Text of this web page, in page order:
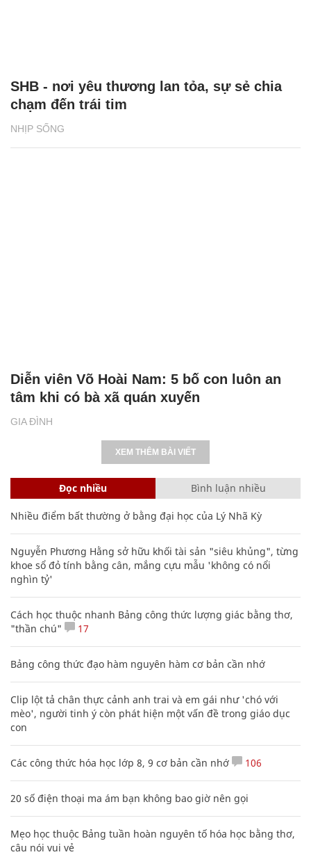
NHỊP SỐNG
SHB - nơi yêu thương lan tỏa, sự sẻ chia
chạm đến trái tim
GIA ĐÌNH
Diễn viên Võ Hoài Nam: 5 bố con luôn an
tâm khi có bà xã quán xuyến
XEM THÊM BÀI VIẾT
Đọc nhiều Bình luận nhiều
Nhiều điểm bất thường ở bằng đại học của Lý Nhã Kỳ
Nguyễn Phương Hằng sở hữu khối tài sản "siêu khủng", từng
khoe sổ đỏ tính bằng cân, mắng cựu mẫu 'không có nổi
nghìn tỷ'
Cách học thuộc nhanh Bảng công thức lượng giác bằng thơ,
"thần chú"
17
Bảng công thức đạo hàm nguyên hàm cơ bản cần nhớ
Clip lột tả chân thực cảnh anh trai và em gái như 'chó với
mèo', người tinh ý còn phát hiện một vấn đề trong giáo dục
con
Các công thức hóa học lớp 8, 9 cơ bản cần nhớ 106
20 số điện thoại ma ám bạn không bao giờ nên gọi
Mẹo học thuộc Bảng tuần hoàn nguyên tố hóa học bằng thơ,
câu nói vui vẻ